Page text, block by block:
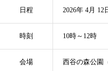
日程 2026年 4月 12
時刻 10時～12時
会場 西谷の森公園